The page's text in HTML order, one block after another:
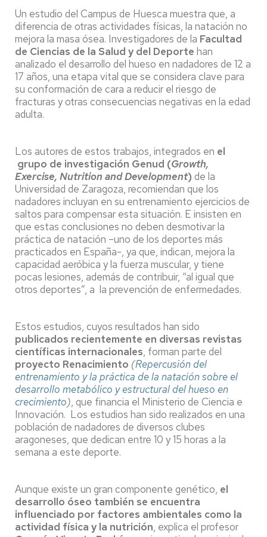
Un estudio del Campus de Huesca muestra que, a
diferencia de otras actividades físicas, la natación no
mejora la masa ósea. Investigadores de la Facultad
de Ciencias de la Salud y del Deporte han
analizado el desarrollo del hueso en nadadores de 12 a
17 años, una etapa vital que se considera clave para
su conformación de cara a reducir el riesgo de
fracturas y otras consecuencias negativas en la edad
adulta.
Los autores de estos trabajos, integrados en el
grupo de investigación Genud (Growth,
Exercise, Nutrition and Development) de la
Universidad de Zaragoza, recomiendan que los
nadadores incluyan en su entrenamiento ejercicios de
saltos para compensar esta situación. E insisten en
que estas conclusiones no deben desmotivar la
práctica de natación –uno de los deportes más
practicados en España-, ya que, indican, mejora la
capacidad aeróbica y la fuerza muscular, y tiene
pocas lesiones, además de contribuir, “al igual que
otros deportes”, a la prevención de enfermedades.
Estos estudios, cuyos resultados han sido
publicados recientemente en diversas revistas
científicas internacionales, forman parte del
proyecto Renacimiento (Repercusión del
entrenamiento y la práctica de la natación sobre el
desarrollo metabólico y estructural del hueso en
crecimiento), que financia el Ministerio de Ciencia e
Innovación. Los estudios han sido realizados en una
población de nadadores de diversos clubes
aragoneses, que dedican entre 10 y 15 horas a la
semana a este deporte.
Aunque existe un gran componente genético, el
desarrollo óseo también se encuentra
influenciado por factores ambientales como la
actividad física y la nutrición, explica el profesor